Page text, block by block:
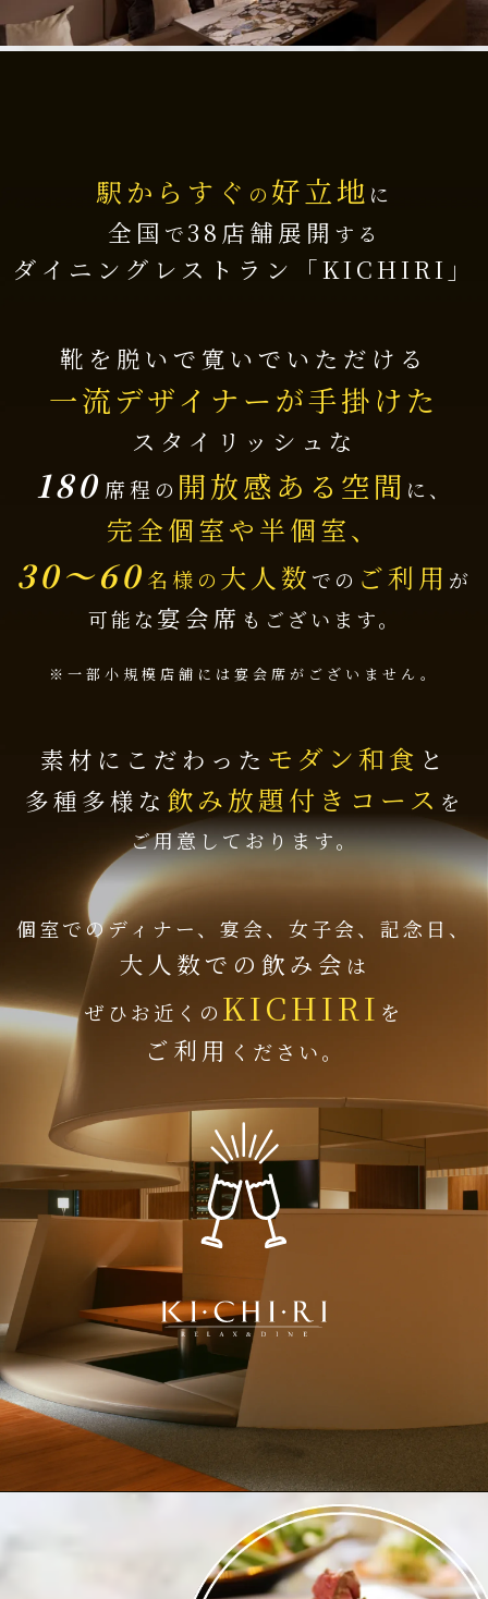
駅からすぐ の 好立地 に
全国 で38 店舗展開 する
ダイニングレストラン「KICHIRI」
靴を脱いで寛いでいただける
一流デザイナーが手掛けた
スタイリッシュな
180 席程 の 開放感ある空間 に、
完全個室や半個室、
30～60 名様 の 大人数 での ご利用 が
可能な 宴会席 もございます。
※一部小規模店舗には宴会席がございません。
素材にこだわった モダン和食 と
多種多様な 飲み放題付きコース を
ご用意しております。
個室でのディナー、宴会、女子会、記念日、
大人数での飲み会 は
ぜひお近くの KICHIRI を
ご利用 ください。